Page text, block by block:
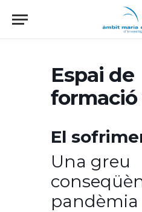
Espai de
El
Una greu
pandèmia